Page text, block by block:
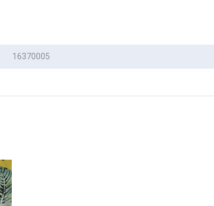
16370005